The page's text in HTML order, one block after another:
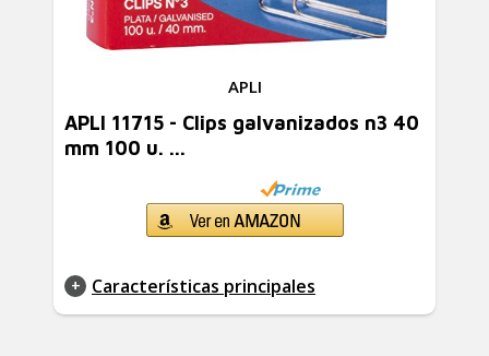
APLI
APLI 11715 - Clips galvanizados n3 40
mm 100 u. ...
Características principales